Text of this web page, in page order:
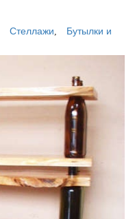
Стеллажи Бутылки и